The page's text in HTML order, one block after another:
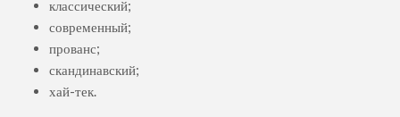
классический;
современный;
прованс;
скандинавский;
хай-тек.